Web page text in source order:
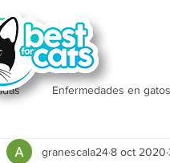
Enfermedades en gatos
granescala248 oct 2020